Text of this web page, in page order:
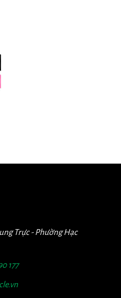
Trực - Phường Hạc
177